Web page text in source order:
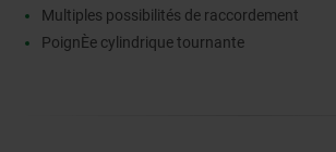
Multiples possibilités de raccordement
PoignÈe cylindrique tournante